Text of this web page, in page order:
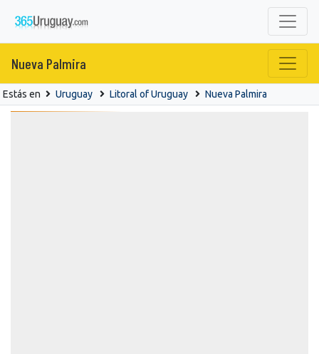
Nueva Palmira
Estás en Uruguay Litoral of Uruguay Nueva Palmira